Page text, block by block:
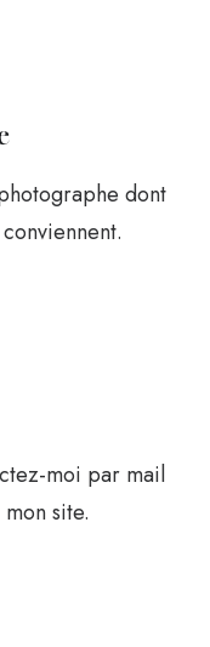
dont
moi par mail
site.